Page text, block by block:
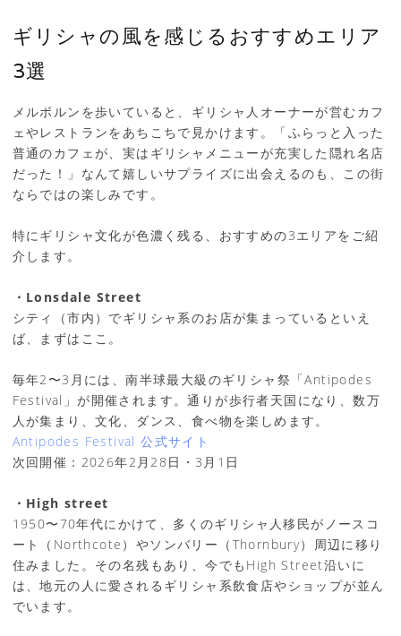
ギリシャの風を感じるおすすめエリア
3選
メルボルンを歩いていると、ギリシャ人オーナーが営むカフ
ェやレストランをあちこちで見かけます。「ふらっと入った
普通のカフェが、実はギリシャメニューが充実した隠れ名店
だった！」なんて嬉しいサプライズに出会えるのも、この街
ならではの楽しみです。
特にギリシャ文化が色濃く残る、おすすめの3エリアをご紹
介します。
・Lonsdale Street
シティ（市内）でギリシャ系のお店が集まっているといえ
ば、まずはここ。
毎年2〜3月には、南半球最大級のギリシャ祭「Antipodes
Festival」が開催されます。通りが歩行者天国になり、数万
人が集まり、文化、ダンス、食べ物を楽しめます。
Antipodes Festival 公式サイト
次回開催：2026年2月28日・3月1日
・High street
1950〜70年代にかけて、多くのギリシャ人移民がノースコ
ート（Northcote）やソンバリー（Thornbury）周辺に移り
住みました。その名残もあり、今でもHigh Street沿いに
は、地元の人に愛されるギリシャ系飲食店やショップが並ん
でいます。